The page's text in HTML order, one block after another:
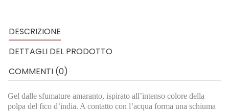
DESCRIZIONE
DETTAGLI DEL PRODOTTO
COMMENTI (0)
Gel dalle sfumature amaranto, ispirato all’intenso colore della
polpa del fico d’india. A contatto con l’acqua forma una schiuma